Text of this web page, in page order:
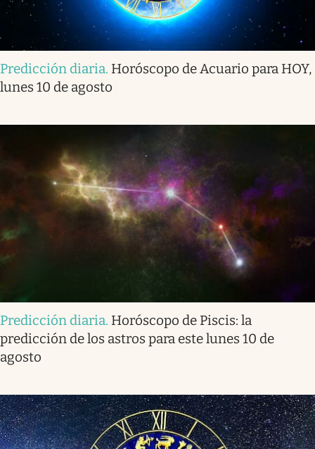
Predicción diaria. Horóscopo de Acuario para HOY,
lunes 10 de agosto
Predicción diaria. Horóscopo de Piscis: la
predicción de los astros para este lunes 10 de
agosto